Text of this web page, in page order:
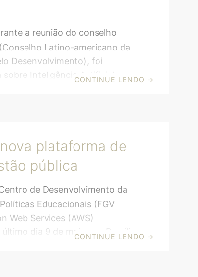
a reunião do conselho
Latino-americano da
Desenvolvimento), foi
sobre Inteligência Artificial
Ciência Política e
Universidade Autônoma de
a pedido do CLAD.
em conta o serviço público e os
principal”. “É um assunto que
CONTINUE LENDO →
plataforma de
pública
de Desenvolvimento da
Educacionais (FGV
Web Services (AWS)
último dia 9 de maio, em Brasília
CONTINUE LENDO →